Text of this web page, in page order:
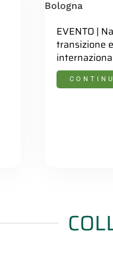
EVENTO |
transizione